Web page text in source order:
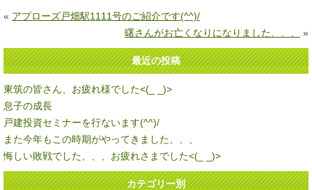
« アプローズ戸畑駅1111号のご紹介です(^^)/
曙さんがお亡くなりになりました、、、
»
最近の投稿
東筑の皆さん、お疲れ様でした<(_ _)>
息子の成長
戸建投資セミナーを行ないます(^^)/
また今年もこの時期がやってきました、、、
悔しい敗戦でした、、、お疲れさまでした<(_ _)>
カテゴリー別